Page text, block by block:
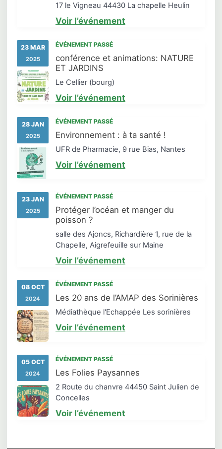
17 le Vigneau 44430 La chapelle Heulin
Voir l’événement
23 MAR
2025
ÉVÉNEMENT PASSÉ
conférence et animations: NATURE
ET JARDINS
Le Cellier (bourg)
Voir l’événement
28 JAN
2025
ÉVÉNEMENT PASSÉ
Environnement : à ta santé !
UFR de Pharmacie, 9 rue Bias, Nantes
Voir l’événement
23 JAN
2025
ÉVÉNEMENT PASSÉ
Protéger l’océan et manger du
poisson ?
salle des Ajoncs, Richardière 1, rue de la
Chapelle, Aigrefeuille sur Maine
Voir l’événement
08 OCT
2024
ÉVÉNEMENT PASSÉ
Les 20 ans de l’AMAP des Sorinières
Médiathèque l'Echappée Les sorinières
Voir l’événement
05 OCT
2024
ÉVÉNEMENT PASSÉ
Les Folies Paysannes
2 Route du chanvre 44450 Saint Julien de
Concelles
Voir l’événement